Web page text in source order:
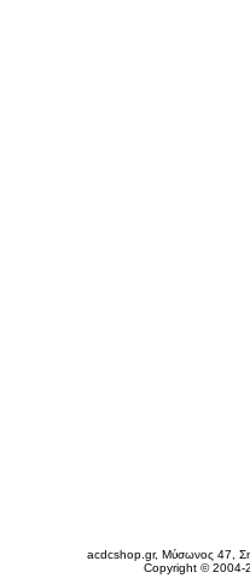
acdcshop.gr, Μύσωνος 47,
Copyright ©